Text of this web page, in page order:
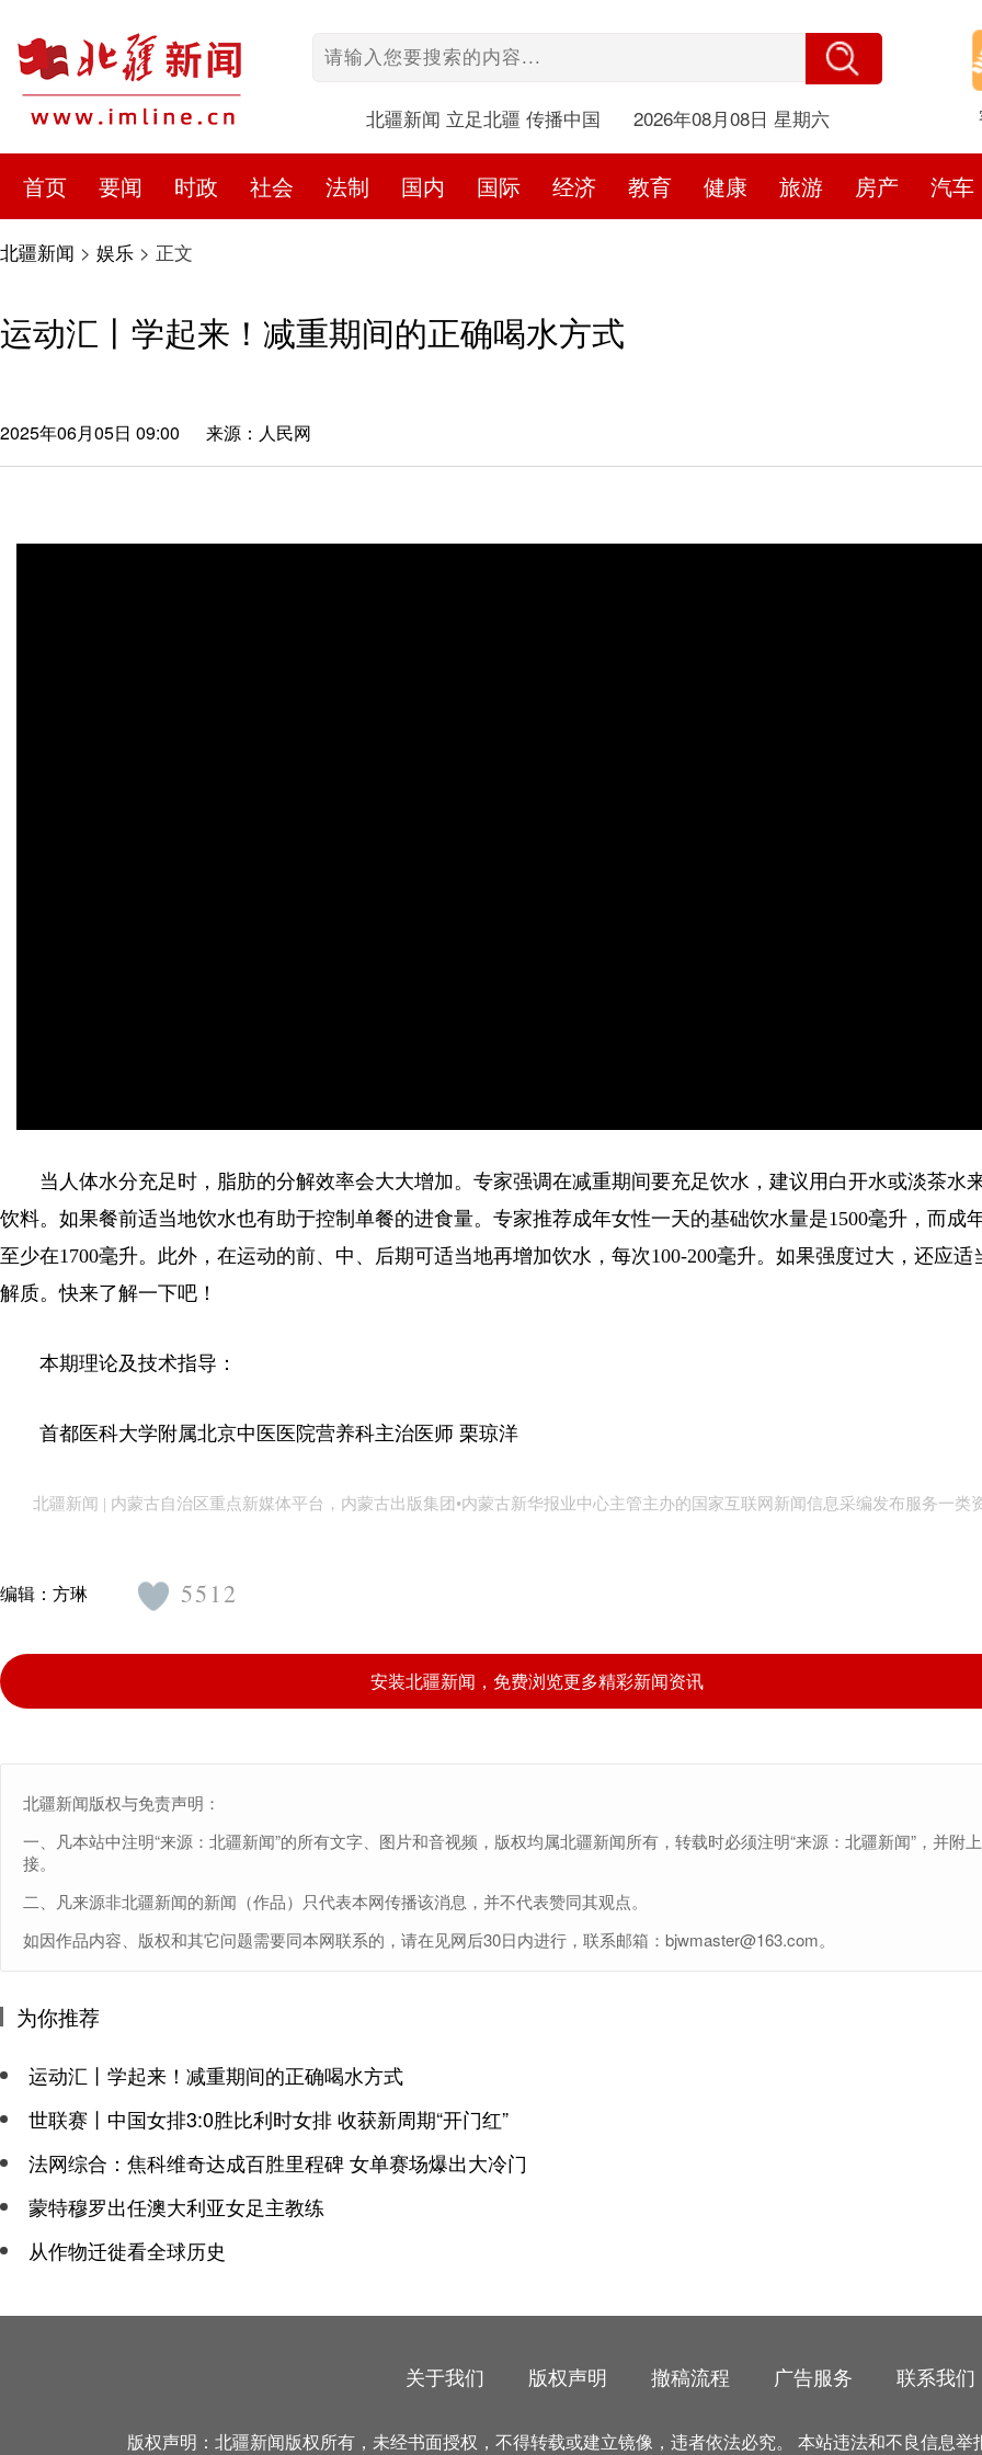
北疆新闻 立足北疆 传播中国 2026年08月08日 星期六
首页 要闻 时政 社会 法制 国内 国际 经济 教育 健康 旅游 房产 汽车
北疆新闻 > 娱乐 > 正文
运动汇丨学起来！减重期间的正确喝水方式
2025年06月05日 09:00 来源：人民网
当人体水分充足时，脂肪的分解效率会大大增加。专家强调在减重期间要充足饮水，建议用白开水或淡茶水
饮料。如果餐前适当地饮水也有助于控制单餐的进食量。专家推荐成年女性一天的基础饮水量是1500毫升，而成
至少在1700毫升。此外，在运动的前、中、后期可适当地再增加饮水，每次100-200毫升。如果强度过大，还应适
解质。快来了解一下吧！
本期理论及技术指导：
首都医科大学附属北京中医医院营养科主治医师 栗琼洋
北疆新闻 | 内蒙古自治区重点新媒体平台，内蒙古出版集团•内蒙古新华报业中心主管主办的国家互联网新闻信息采编发布服务一类
编辑： 方琳 5512
安装北疆新闻，免费浏览更多精彩新闻资讯
北疆新闻版权与免责声明：
一、凡本站中注明“来源：北疆新闻”的所有文字、图片和音视频，版权均属北疆新闻所有，转载时必须注明“来源：北疆新闻”，并附
接。
二、凡来源非北疆新闻的新闻（作品）只代表本网传播该消息，并不代表赞同其观点。
如因作品内容、版权和其它问题需要同本网联系的，请在见网后30日内进行，联系邮箱：bjwmaster@163.com。
为你推荐
运动汇丨学起来！减重期间的正确喝水方式
世联赛丨中国女排3:0胜比利时女排 收获新周期“开门红”
法网综合：焦科维奇达成百胜里程碑 女单赛场爆出大冷门
蒙特穆罗出任澳大利亚女足主教练
从作物迁徙看全球历史
关于我们 版权声明 撤稿流程 广告服务 联系我们
版权声明：北疆新闻版权所有，未经书面授权，不得转载或建立镜像，违者依法必究。 本站违法和不良信息举